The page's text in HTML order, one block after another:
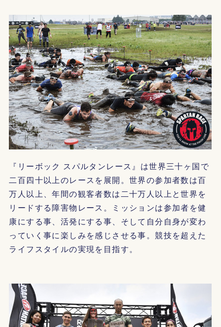
『リーボック スパルタンレース』は世界三十ヶ国で
二百四十以上のレースを展開。世界の参加者数は百
万人以上、年間の観客者数は二十万人以上と世界を
リードする障害物レース。ミッションは参加者を健
康にする事、活発にする事、そして自分自身が変わ
っていく事に楽しみを感じさせる事。競技を超えた
ライフスタイルの実現を目指す。